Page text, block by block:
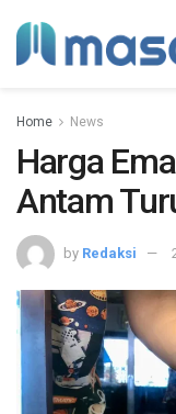
Home News
Harga
Antam
by Redaksi